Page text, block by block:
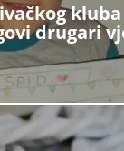
drugari